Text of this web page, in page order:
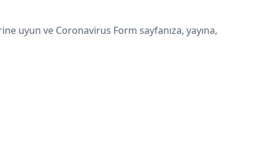
uyun ve Coronavirus Form sayfanıza, yayına,